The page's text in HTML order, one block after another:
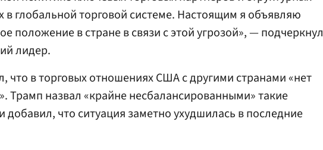
в глобальной торговой системе. Настоящим я объявляю
положение в стране в связи с этой угрозой», — подчеркнул
лидер.
что в торговых отношениях США с другими странами «нет
Трамп назвал «крайне несбалансированными» такие
добавил, что ситуация заметно ухудшилась в последние